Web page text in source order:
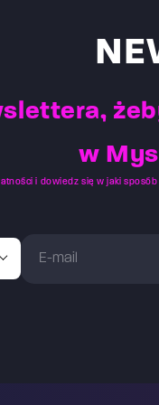
w
i dowiedz się w jaki